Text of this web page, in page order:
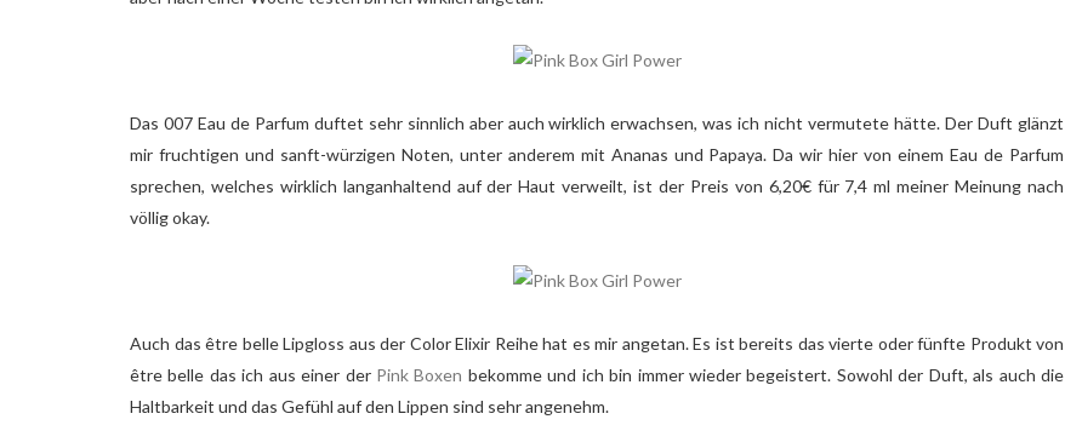
Das 007 Eau de Parfum duftet sehr sinnlich aber auch wirklich erwachsen, was ich nicht vermutete hätte. Der Duft glänzt
mir fruchtigen und sanft-würzigen Noten, unter anderem mit Ananas und Papaya. Da wir hier von einem Eau de Parfum
sprechen, welches wirklich langanhaltend auf der Haut verweilt, ist der Preis von 6,20€ für 7,4 ml meiner Meinung nach
völlig okay.
Auch das être belle Lipgloss aus der Color Elixir Reihe hat es mir angetan. Es ist bereits das vierte oder fünfte Produkt von
être belle das ich aus einer der Pink Boxen bekomme und ich bin immer wieder begeistert. Sowohl der Duft, als auch die
Haltbarkeit und das Gefühl auf den Lippen sind sehr angenehm.